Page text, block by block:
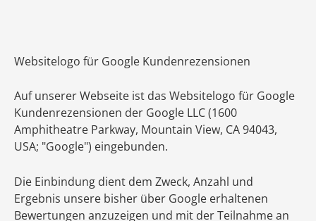
Websitelogo für Google Kundenrezensionen
Auf unserer Webseite ist das Websitelogo für Google
Kundenrezensionen der Google LLC (1600
Amphitheatre Parkway, Mountain View, CA 94043,
USA; "Google") eingebunden.
Die Einbindung dient dem Zweck, Anzahl und
Ergebnis unsere bisher über Google erhaltenen
Bewertungen anzuzeigen und mit der Teilnahme an